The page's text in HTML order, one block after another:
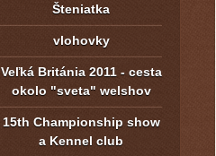
Šteniatka
vlohovky
Veľká Británia 2011 - cesta
okolo "sveta" welshov
15th Championship show
a Kennel club